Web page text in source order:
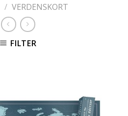
/ VERDENSKORT
FILTER